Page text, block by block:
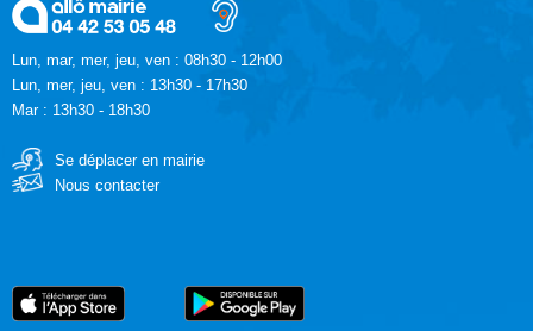
Lun, mar, mer, jeu, ven : 08h30 - 12h00
Lun, mer, jeu, ven : 13h30 - 17h30
Mar : 13h30 - 18h30
Se déplacer en mairie
Nous contacter